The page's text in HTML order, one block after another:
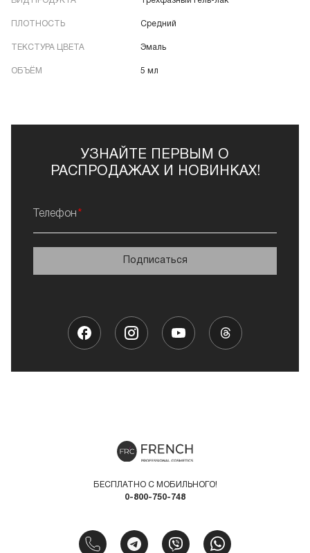
ПЛОТНОСТЬ Средний
ТЕКСТУРА ЦВЕТА Эмаль
ОБЪЁМ 5 мл
УЗНАЙТЕ ПЕРВЫМ О
РАСПРОДАЖАХ И НОВИНКАХ!
Телефон
Подписаться
БЕСПЛАТНО С МОБИЛЬНОГО!
0-800-750-748